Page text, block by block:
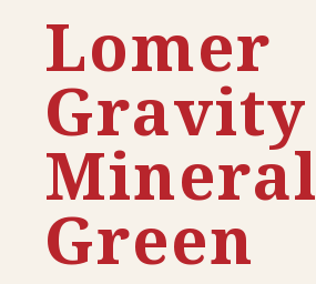
Lomer
Gravity
Mineral
Green